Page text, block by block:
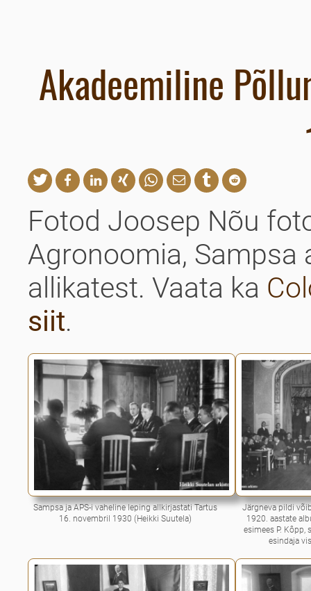
Akadeemiline
Fotod Joosep Nõu
Agronoomia, Sampsa
allikatest. Vaata ka
siit.
Sampsa ja APS-i vaheline leping allkirjastati Tartus
16. novembril 1930 (Heikki Suutela)
Järgneva pildi
1920. aastate
esimees P. Kôpp,
esindaja